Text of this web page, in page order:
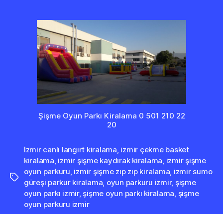
Şişme Oyun Parkı Kiralama 0 501 210 22
20
Etiketler
İzmir canlı langırt kiralama izmir çekme basket
kiralama izmir şişme kaydırak kiralama izmir şişme
oyun parkuru izmir şişme zıp zıp kiralama izmir sumo
güreşi parkur kiralama oyun parkuru izmir, şişme
oyun parkı izmir, şişme oyun parkı kiralama şişme
oyun parkuru izmir